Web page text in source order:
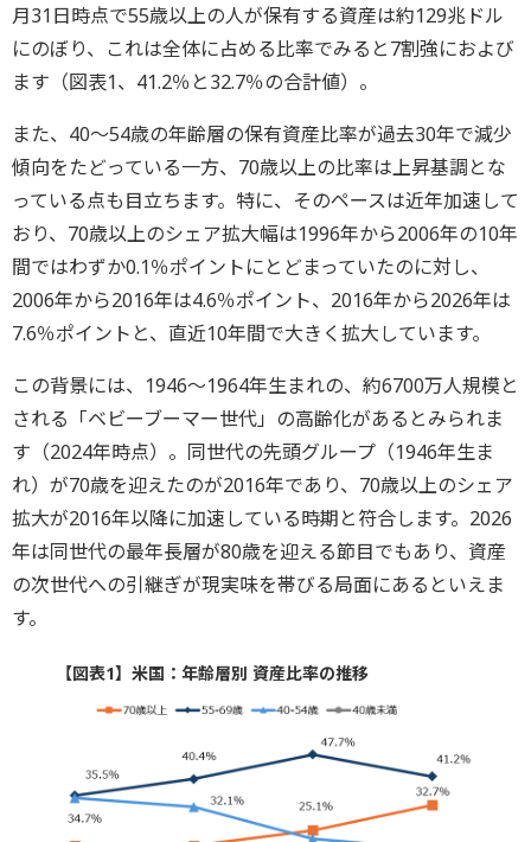
月31日時点で55歳以上の人が保有する資産は約129兆ドル
にのぼり、これは全体に占める比率でみると7割強におよび
ます（図表1、41.2％と32.7％の合計値）。
また、40～54歳の年齢層の保有資産比率が過去30年で減少
傾向をたどっている一方、70歳以上の比率は上昇基調とな
っている点も目立ちます。特に、そのペースは近年加速して
おり、70歳以上のシェア拡大幅は1996年から2006年の10年
間ではわずか0.1％ポイントにとどまっていたのに対し、
2006年から2016年は4.6％ポイント、2016年から2026年は
7.6％ポイントと、直近10年間で大きく拡大しています。
この背景には、1946～1964年生まれの、約6700万人規模と
される「ベビーブーマー世代」の高齢化があるとみられま
す（2024年時点）。同世代の先頭グループ（1946年生ま
れ）が70歳を迎えたのが2016年であり、70歳以上のシェア
拡大が2016年以降に加速している時期と符合します。2026
年は同世代の最年長層が80歳を迎える節目でもあり、資産
の次世代への引継ぎが現実味を帯びる局面にあるといえま
す。
【図表1】米国：年齢層別 資産比率の推移